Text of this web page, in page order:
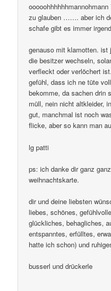
zu glauben ……. aber ich
schafe gibt es immer
genauso mit klamotten. ist
die besitzer wechseln,
verfleckt oder verlöchert
gefühl, dass ich ne tüte
bekomme, da sachen drin
müll, nein nicht altkleider,
gut, manchmal ist noch
flicke, aber so kann man
lg patti
ps: ich danke dir ganz
weihnachtskarte.
dir und deine liebsten
liebes, schönes,
glückliches, behagliches,
entspanntes, erfülltes,
hatte ich schon) und
busserl und drückerle